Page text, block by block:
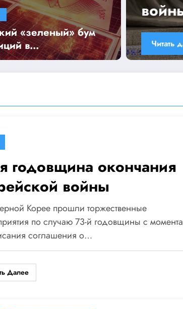
«зеленый» бум
в
энергию
годовщина окончания
войны
Корее прошли торжественные
по случаю 73-й годовщины с момента
соглашения о…
Далее